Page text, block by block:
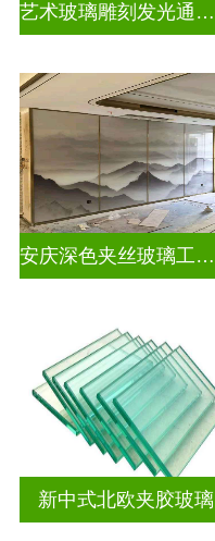
艺术玻璃雕刻发光通电玻璃
安庆深色夹丝玻璃工厂在哪里
新中式北欧夹胶玻璃